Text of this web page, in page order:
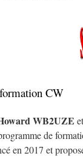
CW
WB2UZE
de
en 2017 et